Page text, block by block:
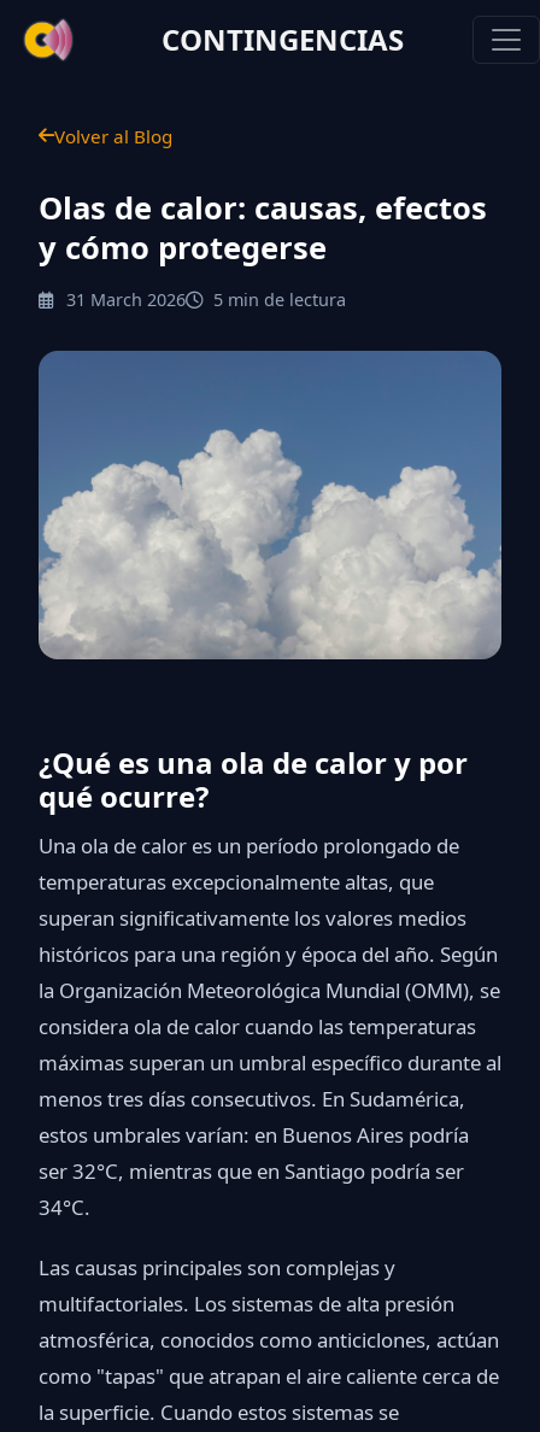
CONTINGENCIAS
Volver al Blog
Olas de calor: causas, efectos
y cómo protegerse
31 March 2026 5 min de lectura
¿Qué es una ola de calor y por
qué ocurre?
Una ola de calor es un período prolongado de
temperaturas excepcionalmente altas, que
superan significativamente los valores medios
históricos para una región y época del año. Según
la Organización Meteorológica Mundial (OMM), se
considera ola de calor cuando las temperaturas
máximas superan un umbral específico durante al
menos tres días consecutivos. En Sudamérica,
estos umbrales varían: en Buenos Aires podría
ser 32°C, mientras que en Santiago podría ser
34°C.
Las causas principales son complejas y
multifactoriales. Los sistemas de alta presión
atmosférica, conocidos como anticiclones, actúan
como "tapas" que atrapan el aire caliente cerca de
la superficie. Cuando estos sistemas se